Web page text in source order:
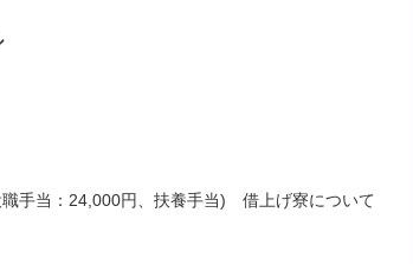
当：24,000円、扶養手当) 借上げ寮について